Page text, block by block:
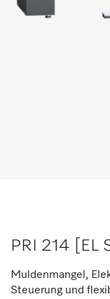
PRI 214 [EL
Muldenmangel,
Steuerung und